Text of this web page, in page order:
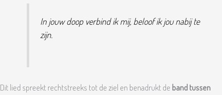
In jouw doop verbind ik mij, beloof ik jou nabij te
zijn.
Dit lied spreekt rechtstreeks tot de ziel en benadrukt de band tussen